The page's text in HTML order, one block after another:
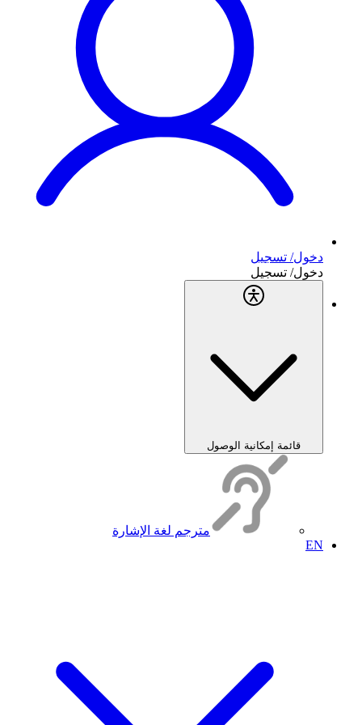
دخول/ تسجيل
دخول/ تسجيل
قائمة إمكانية الوصول
مترجم لغة الإشارة
EN